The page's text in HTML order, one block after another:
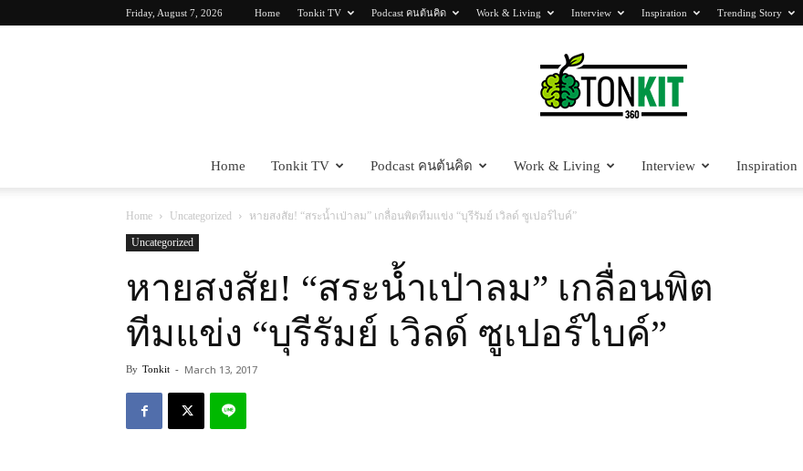
Friday, August 7, 2026 Home Tonkit TV Podcast คนต้นคิด Work & Living Interview Inspiration Trending Story
Home Tonkit TV Podcast คนต้นคิด Work & Living Interview Inspiration
Home Uncategorized หายสงสัย! “สระน้ำเป่าลม” เกลื่อนพิตทีมแข่ง “บุรีรัมย์ เวิลด์ ซูเปอร์ไบค์”
Uncategorized
หายสงสัย! “สระน้ำเป่าลม” เกลื่อนพิต
ทีมแข่ง “บุรีรัมย์ เวิลด์ ซูเปอร์ไบค์”
By Tonkit - March 13, 2017